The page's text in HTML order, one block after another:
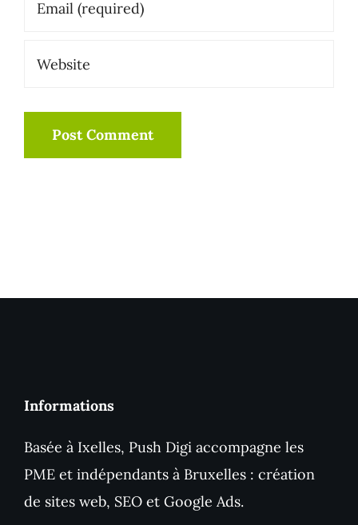
Informations
Basée à Ixelles, Push Digi accompagne les
PME et indépendants à Bruxelles : création
de sites web, SEO et Google Ads.